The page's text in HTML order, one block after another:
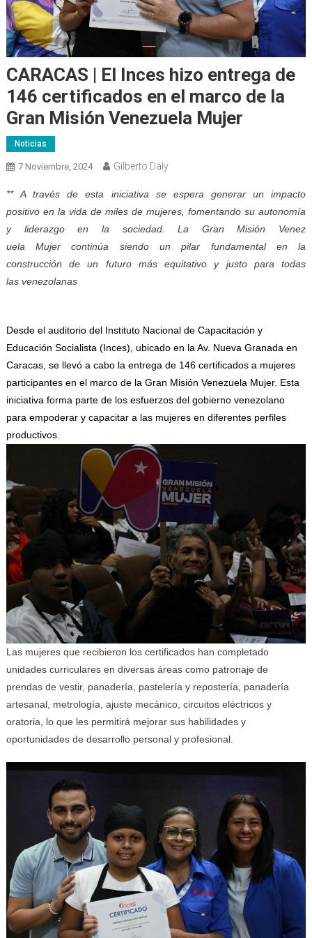
CARACAS | El Inces hizo entrega de
146 certificados en el marco de la
Gran Misión Venezuela Mujer
Noticias
7 Noviembre, 2024 Gilberto Daly
** A través de esta iniciativa se espera generar un impacto
positivo en la vida de miles de mujeres, fomentando su autonomía
y liderazgo en la sociedad. La Gran Misión Venez
uela Mujer continúa siendo un pilar fundamental en la
construcción de un futuro más equitativo y justo para todas
las venezolanas
Desde el auditorio del Instituto Nacional de Capacitación y
Educación Socialista (Inces), ubicado en la Av. Nueva Granada en
Caracas, se llevó a cabo la entrega de 146 certificados a mujeres
participantes en el marco de la Gran Misión Venezuela Mujer. Esta
iniciativa forma parte de los esfuerzos del gobierno venezolano
para empoderar y capacitar a las mujeres en diferentes perfiles
productivos.
Las mujeres que recibieron los certificados han completado
unidades curriculares en diversas áreas como patronaje de
prendas de vestir, panadería, pastelería y repostería, panadería
artesanal, metrología, ajuste mecánico, circuitos eléctricos y
oratoria, lo que les permitirá mejorar sus habilidades y
oportunidades de desarrollo personal y profesional.